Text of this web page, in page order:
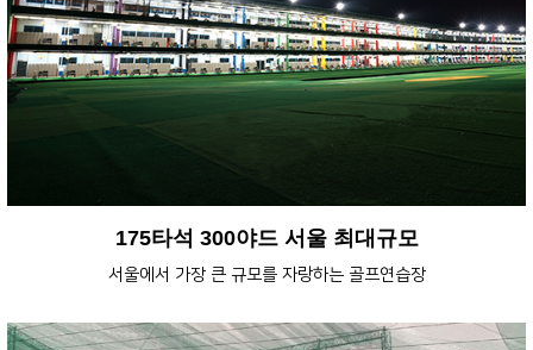
175타석 300야드 서울 최대규모
서울에서 가장 큰 규모를 자랑하는 골프연습장